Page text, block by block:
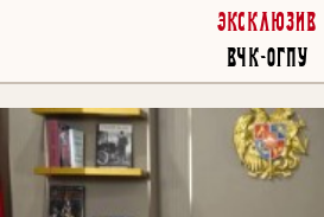
Эксклюзив
ВЧК-ОГПУ